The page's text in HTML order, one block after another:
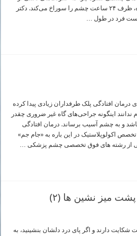
مصرف لنزهای تماسی آلوده، ظرف ۲۴ ساعت چشم را سوراخ می‌کند. دکتر
است فرد در طول …
افتادگی پلک طرفداران زیادی پیدا کرده
ندانند اینگونه جراحی‌های گاه غیر ضروری چقدر
و به چشم آسیب برساند. درمان افتادگی
اکولوپلاستیک در این باره به «جام جم»
از رشته های فوق تخصصی چشم پزشکی …
میز نشین ها (۲)
شکایت دارند و اگر پای درد دلشان بنشینید، به